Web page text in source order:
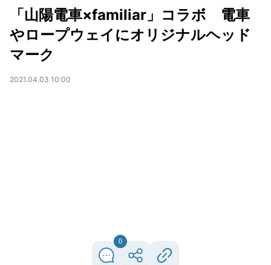
「山陽電車×familiar」コラボ 電車
やロープウェイにオリジナルヘッド
マーク
2021.04.03 10:00
0